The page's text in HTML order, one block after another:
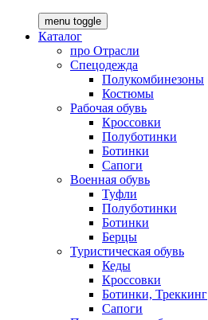
menu toggle
Каталог
про Отрасли
Спецодежда
Полукомбинезоны
Костюмы
Рабочая обувь
Кроссовки
Полуботинки
Ботинки
Сапоги
Военная обувь
Туфли
Полуботинки
Ботинки
Берцы
Туристическая обувь
Кеды
Кроссовки
Ботинки, Треккинг
Сапоги